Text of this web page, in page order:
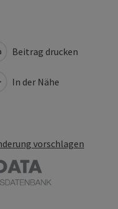
Beitrag drucken
In der Nähe
vorschlagen